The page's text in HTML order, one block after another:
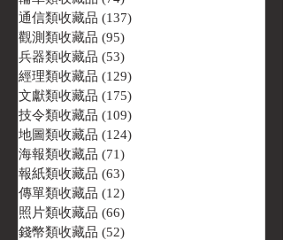
通信類收藏品 (137)
觀測類收藏品 (95)
兵器類收藏品 (53)
經理類收藏品 (129)
文獻類收藏品 (175)
技令類收藏品 (109)
地圖類收藏品 (124)
海報類收藏品 (71)
報紙類收藏品 (63)
傳單類收藏品 (12)
照片類收藏品 (66)
錢幣類收藏品 (52)